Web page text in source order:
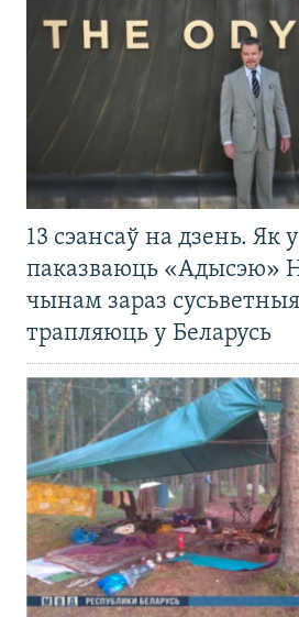
13 сэансаў на дзень. Як
паказваюць «Адысэю»
чынам зараз
трапляюць у Беларусь